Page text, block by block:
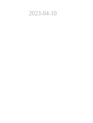
2023-04-10